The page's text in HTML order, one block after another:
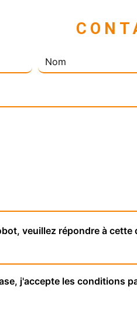
veuillez répondre à
j'accepte les conditions